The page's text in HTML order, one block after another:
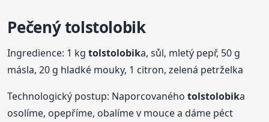
Pečenýtolstolobik
Ingredience: 1 kgtolstolobika, sůl, mletý pepř, 50 g
másla, 20 g hladké mouky, 1 citron, zelená petrželka
Technologický postup: Naporcovanéhotolstolobika
osolíme, opepříme, obalíme v mouce a dáme péct